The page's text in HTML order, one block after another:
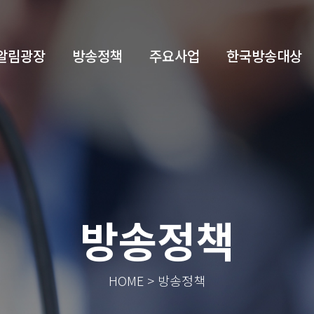
림광장 방송정책 주요사업 한국방송대상
방송정책
HOME > 방송정책